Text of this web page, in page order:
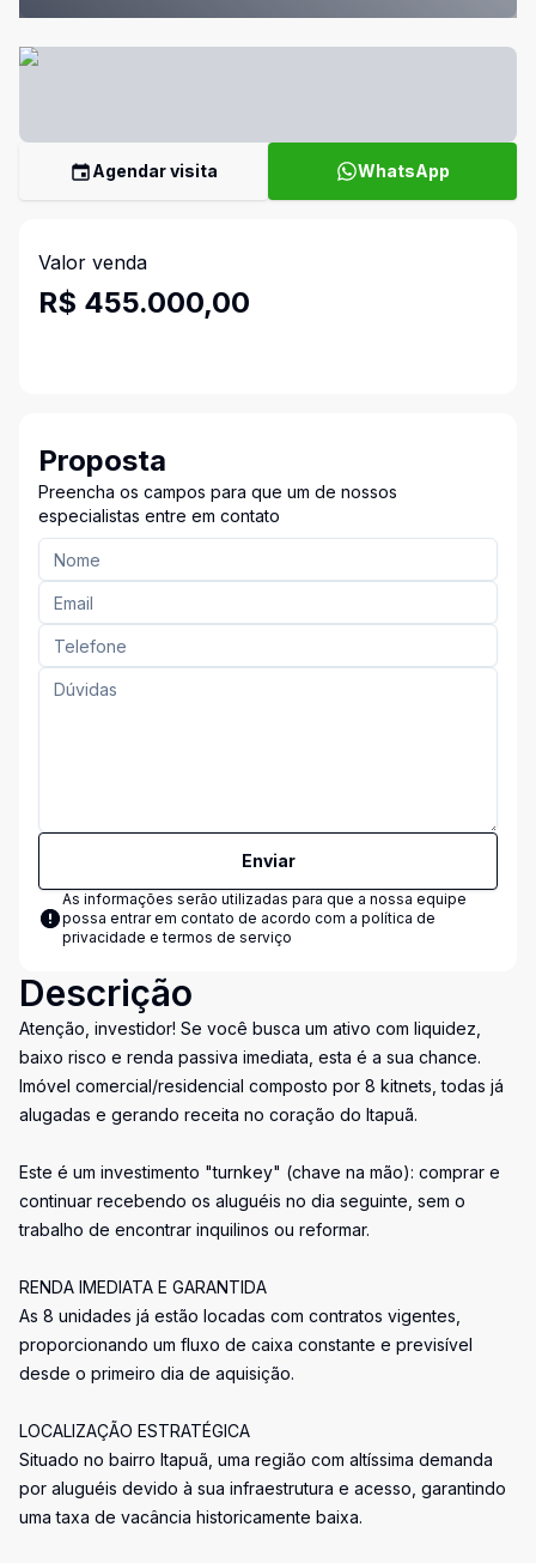
Agendar visita WhatsApp
Valor venda
R$ 455.000,00
Proposta
Preencha os campos para que um de nossos
especialistas entre em contato
Enviar
As informações serão utilizadas para que a nossa equipe
possa entrar em contato de acordo com a política de
privacidade e termos de serviço
Descrição
Atenção, investidor! Se você busca um ativo com liquidez,
baixo risco e renda passiva imediata, esta é a sua chance.
Imóvel comercial/residencial composto por 8 kitnets, todas já
alugadas e gerando receita no coração do Itapuã.
Este é um investimento "turnkey" (chave na mão): comprar e
continuar recebendo os aluguéis no dia seguinte, sem o
trabalho de encontrar inquilinos ou reformar.
RENDA IMEDIATA E GARANTIDA
As 8 unidades já estão locadas com contratos vigentes,
proporcionando um fluxo de caixa constante e previsível
desde o primeiro dia de aquisição.
LOCALIZAÇÃO ESTRATÉGICA
Situado no bairro Itapuã, uma região com altíssima demanda
por aluguéis devido à sua infraestrutura e acesso, garantindo
uma taxa de vacância historicamente baixa.